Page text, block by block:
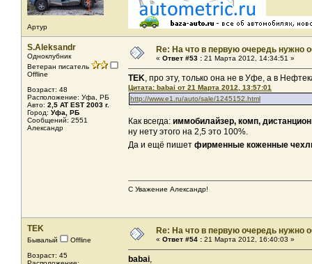
Артур
S.Aleksandr
Одноклубник
Ветеран писатель
Offline
Возраст: 48
Расположение: Уфа, РБ
Авто: 2,5 AT EST 2003 г.
Город: Уфа, РБ
Сообщений: 2551
Александр
Re: На что в первую очередь нужно
« Ответ #53 : 21 Марта 2012, 14:34:51 »
TEK, про эту, только она не в Уфе, а в
Цитата: babai от 21 Марта 2012, 13:57:01
http://www.e1.ru/auto/sale/1245152.html
Как всегда: иммобилайзер, комп,
ну нету этого на 2,5 это 100%.
Да и ещё пишет фирменные коженные
С Уважение Александр!
TEK
Бывалый
Offline
Возраст: 45
Re: На что в первую очередь нужно
« Ответ #54 : 21 Марта 2012, 16:40:03 »
babai,